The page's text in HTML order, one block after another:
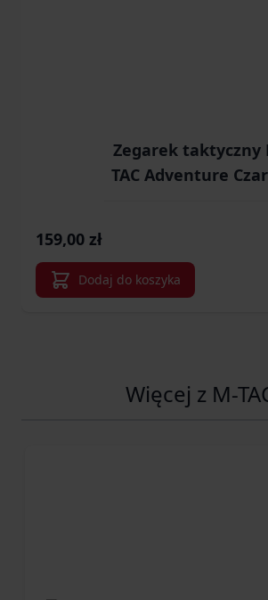
Zegarek taktyczny
TAC Adventure
159,00 zł
Dodaj do koszyka
Więcej z M-